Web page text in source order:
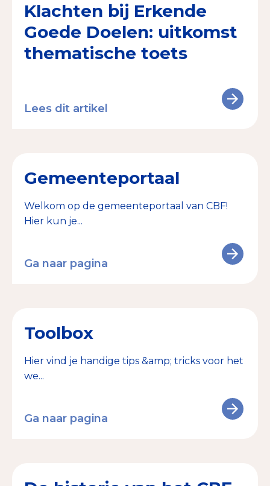
Klachten bij Erkende
Goede Doelen: uitkomst
thematische toets
Lees dit artikel
Gemeenteportaal
Welkom op de gemeenteportaal van CBF!
Hier kun je...
Ga naar pagina
Toolbox
Hier vind je handige tips &amp; tricks voor het
we...
Ga naar pagina